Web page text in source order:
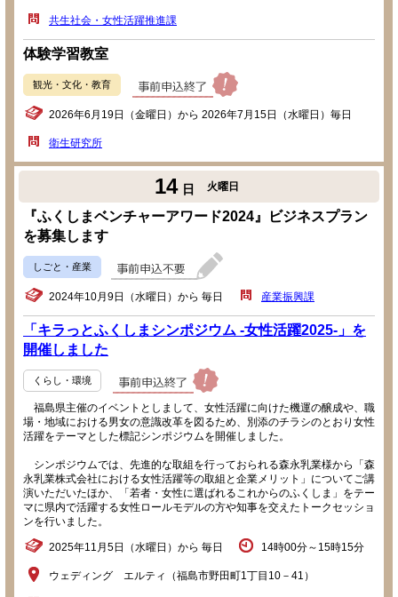
共生社会・女性活躍推進課
体験学習教室
観光・文化・教育
2026年6月19日（金曜日）から 2026年7月15日（水曜日）毎日
衛生研究所
14 日 火曜日
『ふくしまベンチャーアワード2024』ビジネスプラン
を募集します
しごと・産業
2024年10月9日（水曜日）から 毎日 産業振興課
「キラっとふくしまシンポジウム -女性活躍2025-」を
開催しました
くらし・環境
福島県主催のイベントとしまして、女性活躍に向けた機運の醸成や、職
場・地域における男女の意識改革を図るため、別添のチラシのとおり女性
活躍をテーマとした標記シンポジウムを開催しました。
シンポジウムでは、先進的な取組を行っておられる森永乳業様から「森
永乳業株式会社における女性活躍等の取組と企業メリット」についてご講
演いただいたほか、「若者・女性に選ばれるこれからのふくしま」をテー
マに県内で活躍する女性ロールモデルの方や知事を交えたトークセッショ
ンを行いました。
2025年11月5日（水曜日）から 毎日 14時00分～15時15分
ウェディング エルティ（福島市野田町1丁目10－41）